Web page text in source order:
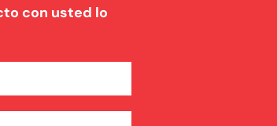
con usted lo